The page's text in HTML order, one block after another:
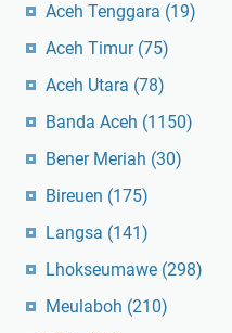
Aceh Tenggara (19)
Aceh Timur (75)
Aceh Utara (78)
Banda Aceh (1150)
Bener Meriah (30)
Bireuen (175)
Langsa (141)
Lhokseumawe (298)
Meulaboh (210)